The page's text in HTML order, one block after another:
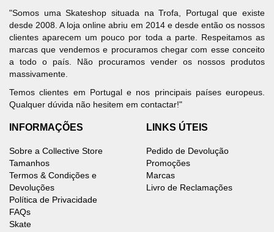
"Somos uma Skateshop situada na Trofa, Portugal que existe
desde 2008. A loja online abriu em 2014 e desde então os nossos
clientes aparecem um pouco por toda a parte. Respeitamos as
marcas que vendemos e procuramos chegar com esse conceito
a todo o país. Não procuramos vender os nossos produtos
massivamente.
Temos clientes em Portugal e nos principais países europeus.
Qualquer dúvida não hesitem em contactar!"
INFORMAÇÕES
Sobre a Collective Store
Tamanhos
Termos & Condições e
Devoluções
Política de Privacidade
FAQs
Skate
LINKS ÚTEIS
Pedido de Devolução
Promoções
Marcas
Livro de Reclamações